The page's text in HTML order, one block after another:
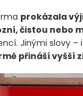
prokázala
čistou nebo
Jinými slovy –
přináší vyšší